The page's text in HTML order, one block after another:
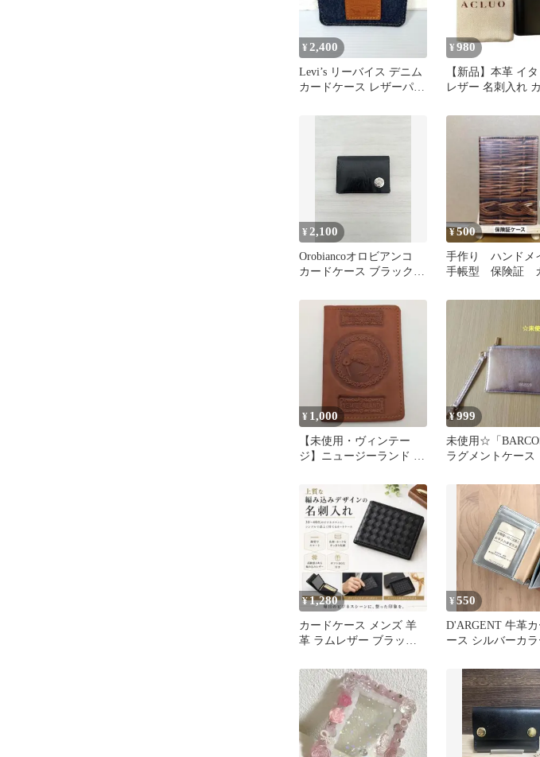
¥2,400
Levi’s リーバイス デニム
カードケース レザーパッ
¥ 980
【新品】本革 イ
レザー 名刺入れ
ト約50枚
¥2,100
Orobiancoオロビアンコ
カードケース ブラック
¥500
手作り ハンドメ
手帳型 保険証
¥ 1,000
【未使用・ヴィンテー
ジ】ニュージーランド 本
スケース
¥999
未使用☆「
ラグメントケー
付」☆
¥1,280
カードケース メンズ 羊
革 ラムレザー ブラック
¥550
D'ARGENT 牛革
ース シルバーカラ